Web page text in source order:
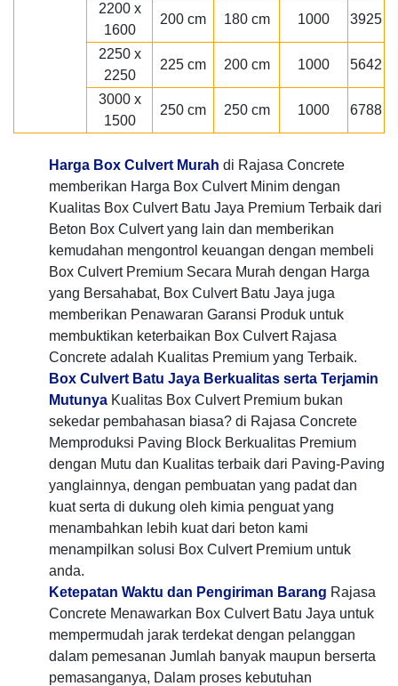
2200 x
1600
200 cm 180 cm 1000 3925
2250 x
2250
225 cm 200 cm 1000 5642
3000 x
1500
250 cm 250 cm 1000 6788
Harga Box Culvert Murah di Rajasa Concrete
memberikan Harga Box Culvert Minim dengan
Kualitas Box Culvert Batu Jaya Premium Terbaik dari
Beton Box Culvert yang lain dan memberikan
kemudahan mengontrol keuangan dengan membeli
Box Culvert Premium Secara Murah dengan Harga
yang Bersahabat, Box Culvert Batu Jaya juga
memberikan Penawaran Garansi Produk untuk
membuktikan keterbaikan Box Culvert Rajasa
Concrete adalah Kualitas Premium yang Terbaik.
Box Culvert Batu Jaya Berkualitas serta Terjamin
Mutunya Kualitas Box Culvert Premium bukan
sekedar pembahasan biasa? di Rajasa Concrete
Memproduksi Paving Block Berkualitas Premium
dengan Mutu dan Kualitas terbaik dari Paving-Paving
yanglainnya, dengan pembuatan yang padat dan
kuat serta di dukung oleh kimia penguat yang
menambahkan lebih kuat dari beton kami
menampilkan solusi Box Culvert Premium untuk
anda.
Ketepatan Waktu dan Pengiriman Barang Rajasa
Concrete Menawarkan Box Culvert Batu Jaya untuk
mempermudah jarak terdekat dengan pelanggan
dalam pemesanan Jumlah banyak maupun berserta
pemasanganya, Dalam proses kebutuhan